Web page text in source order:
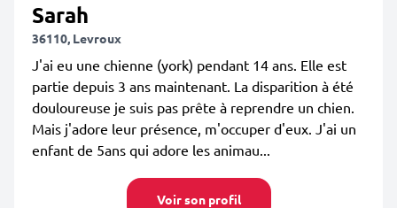
Sarah
36110, Levroux
J'ai eu une chienne (york) pendant 14 ans. Elle est
partie depuis 3 ans maintenant. La disparition à été
douloureuse je suis pas prête à reprendre un chien.
Mais j'adore leur présence, m'occuper d'eux. J'ai un
enfant de 5ans qui adore les animau...
Voir son profil